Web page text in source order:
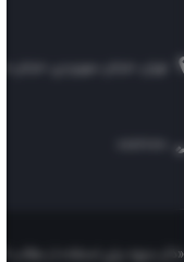
تهران، خیابان سهروردی،
«ذکر منبع» برای استفاده از